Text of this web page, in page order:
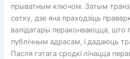
прыватным ключом. Затым
сетку, дзе яна праходзіць
валідатары пераконваюцца, што
публічным адрасам, і дадаюць
Пасля гэтага сродкі лічацца